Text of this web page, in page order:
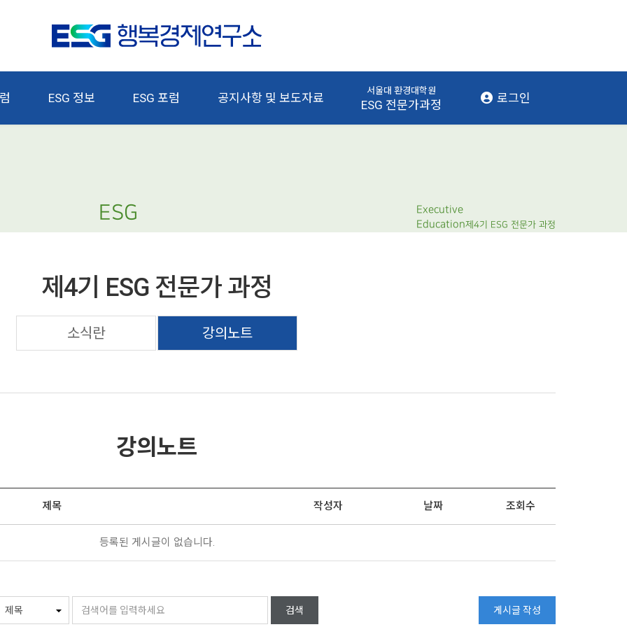
ESG 정보 ESG 포럼 공지사항 및 보도자료
서울대 환경대학원
ESG 전문가과정 로그인
ESG
Executive
Education제4기 ESG 전문가 과정
제4기 ESG 전문가 과정
소식란 강의노트
강의노트
제목 작성자 날짜 조회수
등록된 게시글이 없습니다.
검색 게시글 작성